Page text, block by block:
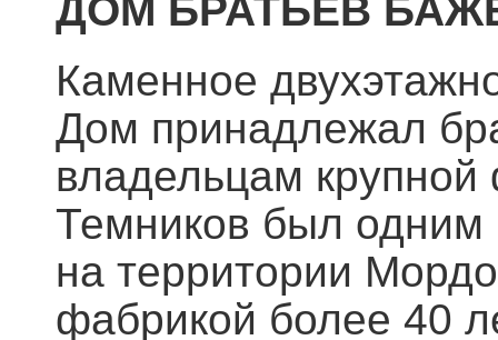
ДОМ БРАТЬЕВ
Каменное
Дом принадлежал
владельцам
Темников был одним
на территории
фабрикой более 40